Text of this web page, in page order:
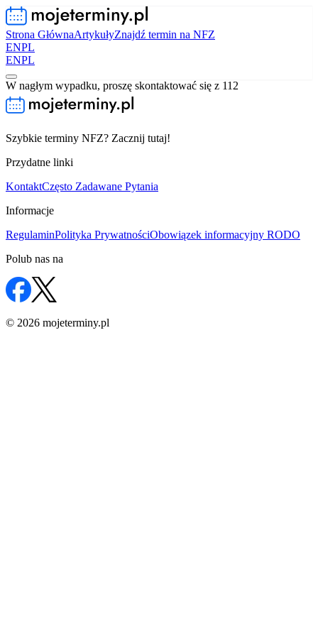
Strona GłównaArtykułyZnajdź termin na NFZ
ENPL
ENPL
W nagłym wypadku, proszę skontaktować się z 112
Szybkie terminy NFZ? Zacznij tutaj!
Przydatne linki
KontaktCzęsto Zadawane Pytania
Informacje
RegulaminPolityka PrywatnościObowiązek informacyjny RODO
Polub nas na
© 2026 mojeterminy.pl